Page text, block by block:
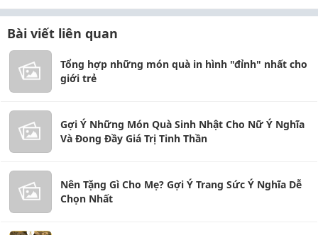
Bài viết liên quan
Tổng hợp những món quà in hình "đỉnh" nhất cho
giới trẻ
Gợi Ý Những Món Quà Sinh Nhật Cho Nữ Ý Nghĩa
Và Đong Đầy Giá Trị Tinh Thần
Nên Tặng Gì Cho Mẹ? Gợi Ý Trang Sức Ý Nghĩa Dễ
Chọn Nhất